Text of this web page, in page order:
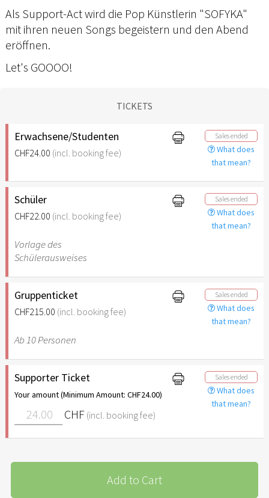
Als Support-Act wird die Pop Künstlerin "SOFYKA"
mit ihren neuen Songs begeistern und den Abend
eröffnen.
Let's GOOOO!
TICKETS
Erwachsene/Studenten
CHF24.00 (incl. booking fee)
Sales ended
What does
that mean?
Schüler
CHF22.00 (incl. booking fee)
Sales ended
What does
that mean?
Vorlage des
Schülerausweises
Gruppenticket
CHF215.00 (incl. booking fee)
Sales ended
What does
that mean?
Ab 10 Personen
Supporter Ticket
Your amount (Minimum Amount: CHF24.00)
CHF (incl. booking fee)
Sales ended
What does
that mean?
Add to Cart